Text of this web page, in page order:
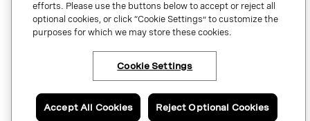
Copyright © 2026 Vonage. All rights reserved. VONAGE®, the V logo (
®),
and other Vonage marks are registered trademarks of Vonage or its affiliates
in the United States and other countries.
저작권
보안 및 신뢰
efforts. Please use the buttons below to accept or reject all
optional cookies, or click “Cookie Settings” to customize the
purposes for which we may store these cookies.
Cookie Settings
Reject Optional Cookies
Accept All Cookies